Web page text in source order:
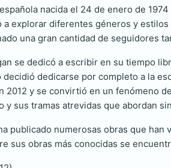
nacida el 24 de enero de 1974
a explorar diferentes géneros y
una gran cantidad de seguidores
se dedicó a escribir en su tiempo
decidió dedicarse por completo a la
2012 y se convirtió en un fenómeno
sus tramas atrevidas que abordan
publicado numerosas obras que
sus obras más conocidas se